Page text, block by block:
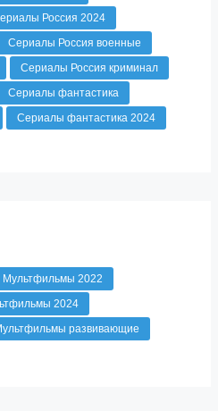
Россия 2024
Сериалы Россия военные
Сериалы Россия криминал
Сериалы фантастика
Сериалы фантастика 2024
Мультфильмы 2022
2024
развивающие